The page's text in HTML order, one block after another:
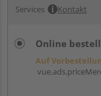
Services Kontakt
Online
Auf